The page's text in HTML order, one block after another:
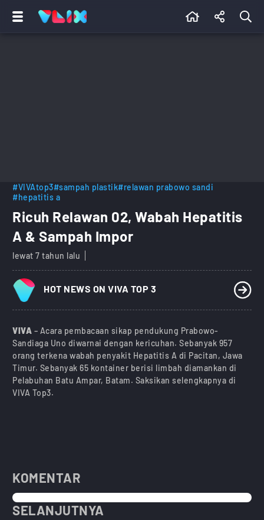
#VIVAtop3#sampah plastik#relawan prabowo sandi
#hepatitis a
Ricuh Relawan 02, Wabah Hepatitis
A & Sampah Impor
lewat 7 tahun lalu
HOT NEWS ON VIVA TOP 3
VIVA – Acara pembacaan sikap pendukung Prabowo-
Sandiaga Uno diwarnai dengan kericuhan. Sebanyak 957
orang terkena wabah penyakit Hepatitis A di Pacitan, Jawa
Timur. Sebanyak 65 kontainer berisi limbah diamankan di
Pelabuhan Batu Ampar, Batam. Saksikan selengkapnya di
VIVA Top3.
KOMENTAR
SELANJUTNYA